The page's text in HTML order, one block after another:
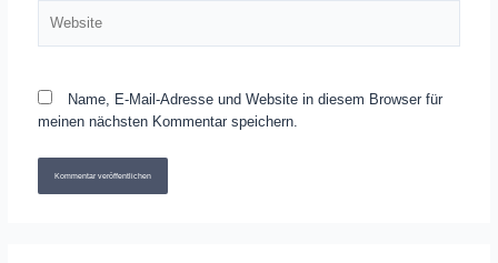
Name, E-Mail-Adresse und Website in diesem Browser für
meinen nächsten Kommentar speichern.